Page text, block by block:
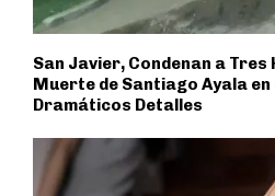
San Javier, Condenan a
Muerte de Santiago Ayala
Dramáticos Detalles